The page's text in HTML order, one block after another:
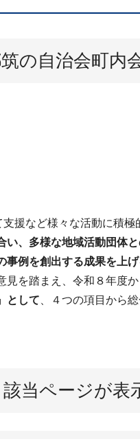
の自治会町内
援など様々な活動に積極
、多様な地域活動団体
例を創出する成果を上げ
を踏まえ、令和８年
として 、４つの項目から
当ページが表